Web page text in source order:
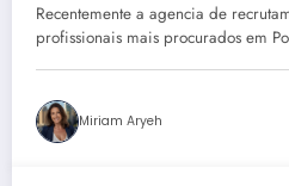
Recentemente a agencia de
profissionais mais procurados em
Miriam Aryeh